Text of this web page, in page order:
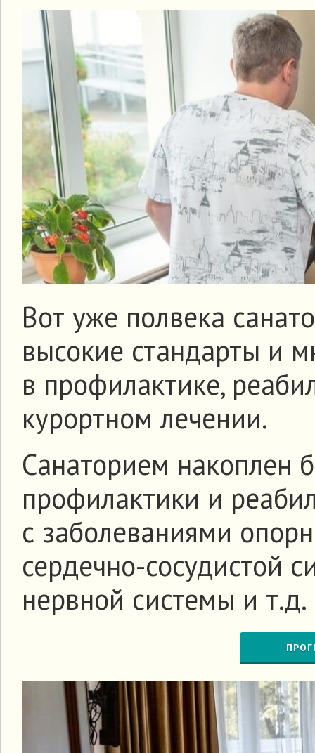
Вот уже полвека
высокие стандарты и
в профилактике,
курортном лечении.
Санаторием накоплен
профилактики и
с заболеваниями
сердечно-сосудистой
нервной системы и т.д.